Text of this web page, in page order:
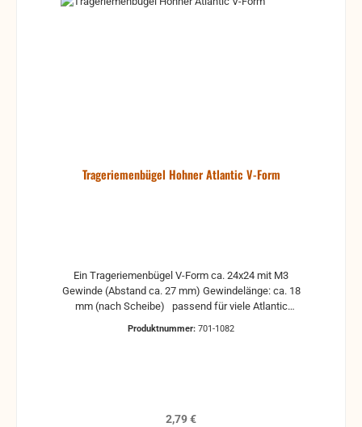
Trageriemenbügel Hohner Atlantic V-Form
Ein Trageriemenbügel V-Form ca. 24x24 mit M3
Gewinde (Abstand ca. 27 mm) Gewindelänge: ca. 18
mm (nach Scheibe) passend für viele Atlantic
vermeiden. Rücksendungen gehen auf Kosten des
Produktnummer: 701-1082
Regulärer Preis:
2,79 €